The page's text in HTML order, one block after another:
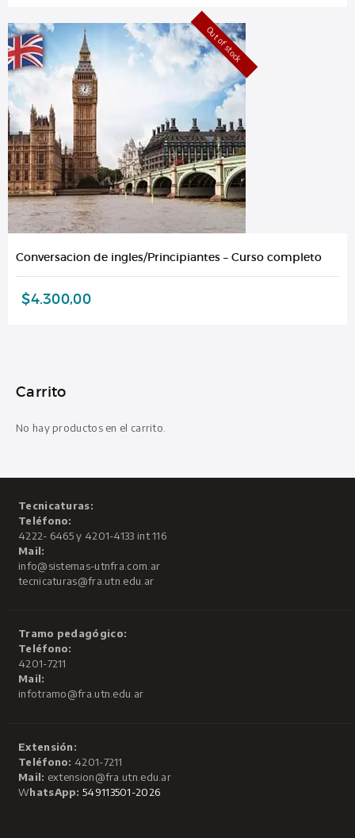
Out of stock
Conversacion de ingles/Principiantes – Curso completo
$4.300,00
Carrito
No hay productos en el carrito.
Tecnicaturas:
Teléfono:
4222- 6465 y 4201-4133 int 116
Mail:
info@sistemas-utnfra.com.ar
tecnicaturas@fra.utn.edu.ar
Tramo pedagógico:
Teléfono:
4201-7211
Mail:
infotramo@fra.utn.edu.ar
Extensión:
Teléfono: 4201-7211
Mail: extension@fra.utn.edu.ar
WhatsApp: 549113501-2026